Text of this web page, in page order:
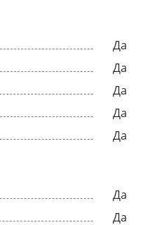
Да
Да
Да
Да
Да
Да
Да